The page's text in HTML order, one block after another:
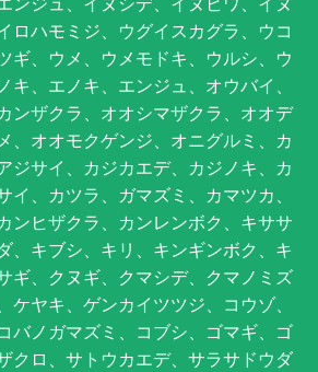
ロハモミジ、ウグイスカグラ、ウコ
ギ、ウメ、ウメモドキ、ウルシ、ウ
キ、エノキ、エンジュ、オウバイ、
ンザクラ、オオシマザクラ、オオデ
、オオモクゲンジ、オニグルミ、カ
ジサイ、カジカエデ、カジノキ、カ
イ、カツラ、ガマズミ、カマツカ、
ンヒザクラ、カンレンボク、キササ
、キブシ、キリ、キンギンボク、キ
ギ、クヌギ、クマシデ、クマノミズ
ケヤキ、ゲンカイツツジ、コウゾ、
バノガマズミ、コブシ、ゴマギ、ゴ
クロ、サトウカエデ、サラサドウダ